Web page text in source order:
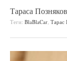
Тараса
Теги: BlaBlaCar Тарас